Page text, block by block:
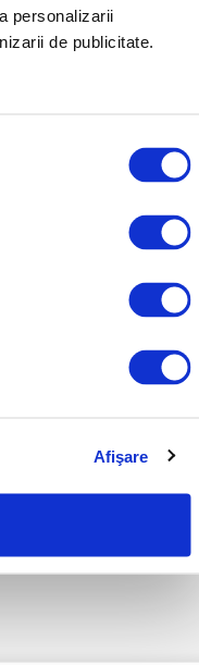
personalizarii
de publicitate.
Afişare
+
Wersja komputerowa